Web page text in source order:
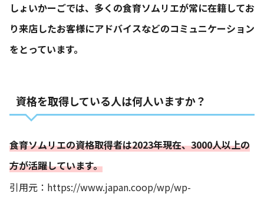
しょいかーごでは、多くの食育ソムリエが常に在籍してお
り来店したお客様にアドバイスなどのコミュニケーション
をとっています。
資格を取得している人は何人いますか？
食育ソムリエの資格取得者は2023年現在、3000人以上の
方が活躍しています。
引用元： https://www.japan.coop/wp/wp-